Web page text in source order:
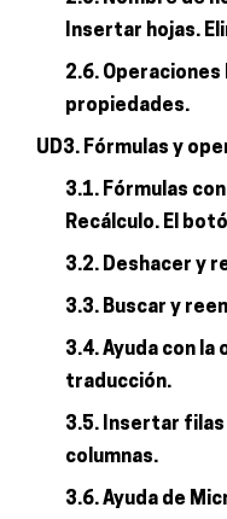
Insertar hojas.
2.6.
propiedades.
UD3. Fórmulas y
3.1. Fórmulas
Recálculo. El
3.2. Deshacer y
3.3. Buscar y
3.4. Ayuda con
traducción.
3.5. Insertar filas
columnas.
3.6. Ayuda de